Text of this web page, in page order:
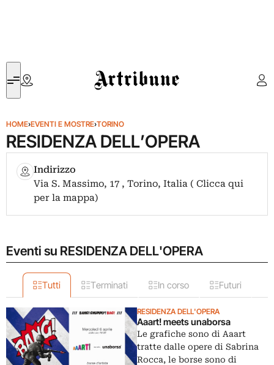
Artribune
HOME›EVENTI E MOSTRE›TORINO
RESIDENZA DELL’OPERA
Indirizzo
Via S. Massimo, 17 , Torino, Italia ( Clicca qui
per la mappa)
Eventi su RESIDENZA DELL'OPERA
Tutti Terminati In corso Futuri
RESIDENZA DELL'OPERA
Aaart! meets unaborsa
Le grafiche sono di Aaart
tratte dalle opere di Sabrina
Rocca, le borse sono di